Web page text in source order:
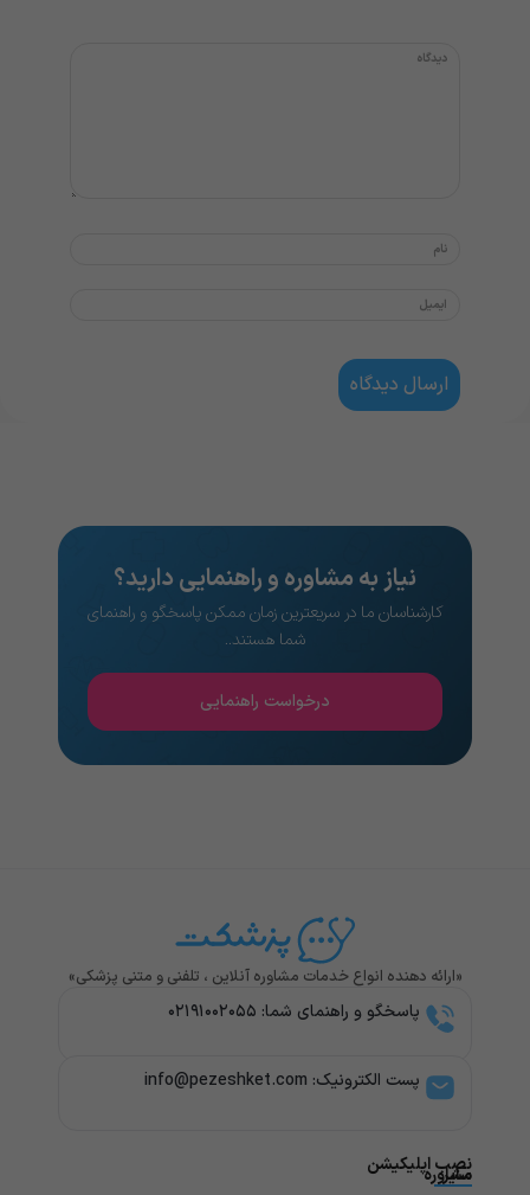
نیاز به مشاوره و راهنمایی دارید؟
کارشناسان ما در سریعترین زمان ممکن پاسخگو و راهنمای
شما هستند..
درخواست راهنمایی
«ارائه دهنده انواع خدمات مشاوره آنلاین ، تلفنی و متنی پزشکی»
پاسخگو و راهنمای شما: ۰۲۱۹۱۰۰۲۰۵۵
پست الکترونیک: info@pezeshket.com​
مشاوره
سایر
نصب اپلیکیشن